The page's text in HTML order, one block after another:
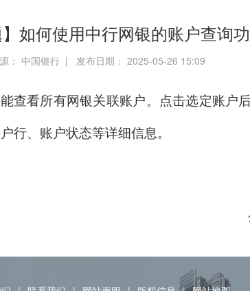
】如何使用中行网银的账户查询
： 中国银行 | 发布日期： 2025-05-26 15:09
查看所有网银关联账户。点击选定账户
行、账户状态等详细信息。